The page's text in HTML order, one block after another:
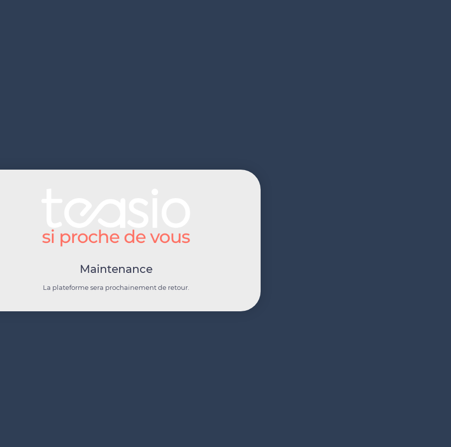
Maintenance
La plateforme sera prochainement de retour.